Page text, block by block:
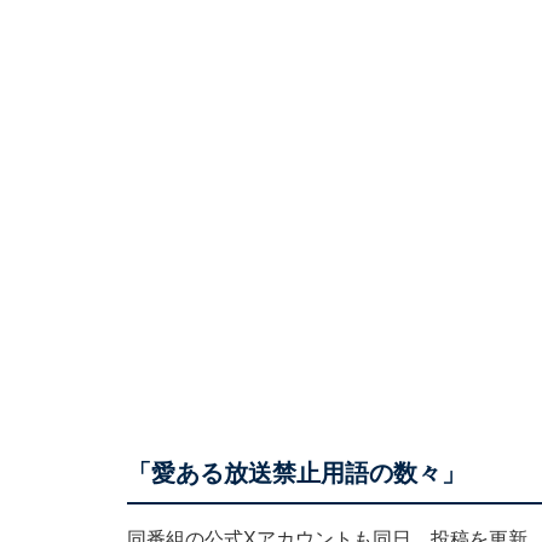
「愛ある放送禁止用語の数々」